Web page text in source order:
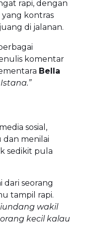
rapi, dengan
kontras
di jalanan.
komentar
Bella
sosial,
menilai
sedikit pula
seorang
tampil rapi.
wakil
kecil kalau